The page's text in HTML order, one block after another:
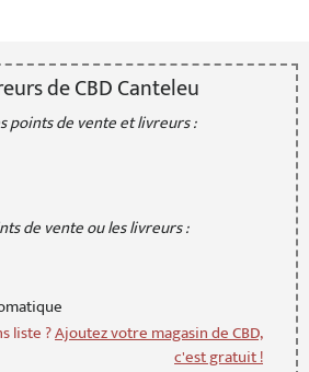
sde CBD Canteleu
points de vente et livreurs :
de vente ou les livreurs :
liste ?Ajoutez votre magasin de CBD,
c'est gratuit !